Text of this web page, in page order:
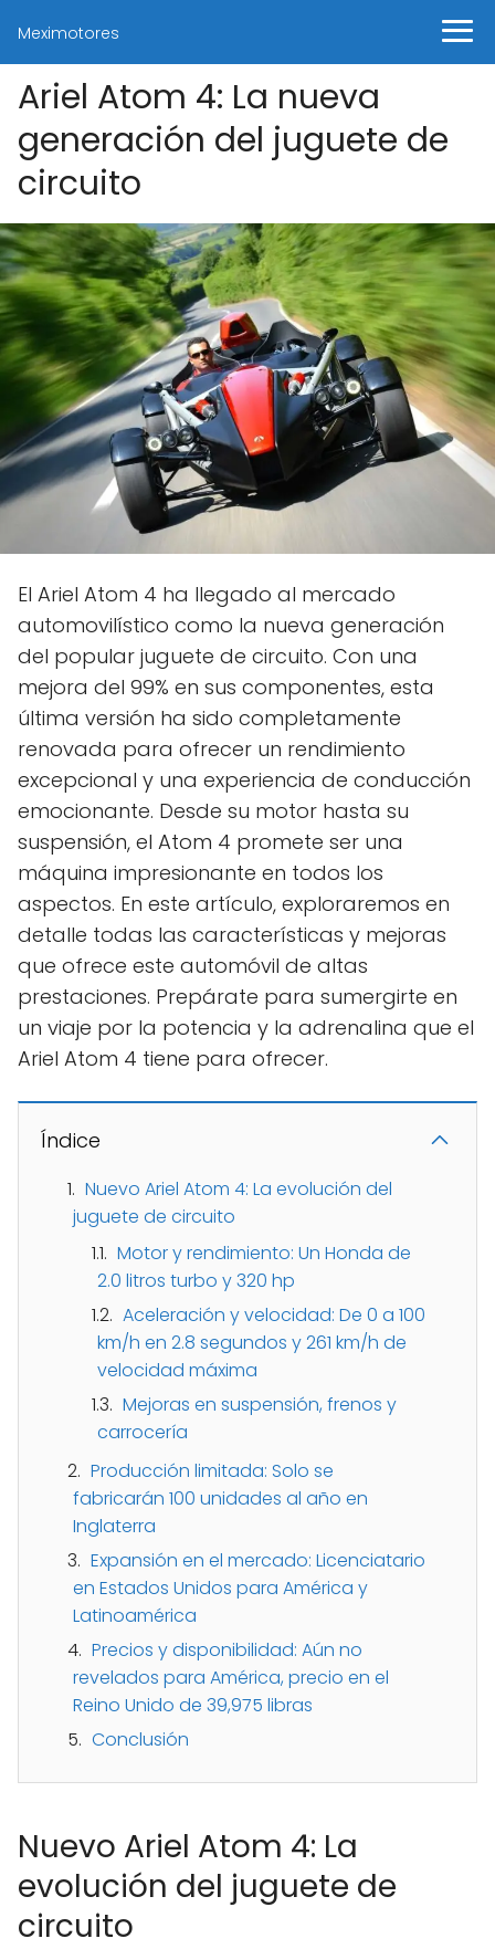
Meximotores
Ariel Atom 4: La nueva
generación del juguete de
circuito
El Ariel Atom 4 ha llegado al mercado
automovilístico como la nueva generación
del popular juguete de circuito. Con una
mejora del 99% en sus componentes, esta
última versión ha sido completamente
renovada para ofrecer un rendimiento
excepcional y una experiencia de conducción
emocionante. Desde su motor hasta su
suspensión, el Atom 4 promete ser una
máquina impresionante en todos los
aspectos. En este artículo, exploraremos en
detalle todas las características y mejoras
que ofrece este automóvil de altas
prestaciones. Prepárate para sumergirte en
un viaje por la potencia y la adrenalina que el
Ariel Atom 4 tiene para ofrecer.
Índice
Nuevo Ariel Atom 4: La evolución del
juguete de circuito
Motor y rendimiento: Un Honda de
2.0 litros turbo y 320 hp
Aceleración y velocidad: De 0 a 100
km/h en 2.8 segundos y 261 km/h de
velocidad máxima
Mejoras en suspensión, frenos y
carrocería
Producción limitada: Solo se
fabricarán 100 unidades al año en
Inglaterra
Expansión en el mercado: Licenciatario
en Estados Unidos para América y
Latinoamérica
Precios y disponibilidad: Aún no
revelados para América, precio en el
Reino Unido de 39,975 libras
Conclusión
Nuevo Ariel Atom 4: La
evolución del juguete de
circuito